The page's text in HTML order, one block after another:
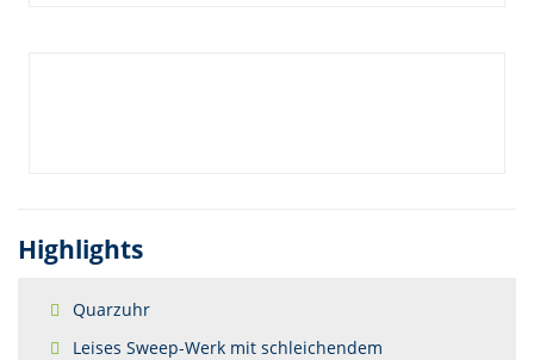
Highlights
Quarzuhr
Leises Sweep-Werk mit schleichendem